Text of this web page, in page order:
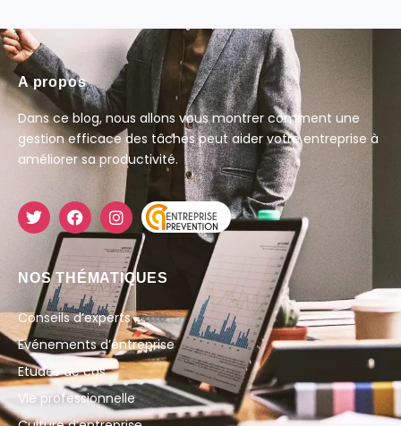
A propos
Dans ce blog, nous allons vous montrer comment une
gestion efficace des tâches peut aider votre entreprise à
améliorer sa productivité.
NOS THÉMATIQUES
Conseils d’experts
Evénements d’entreprise
Etudes de cas
Vie professionnelle